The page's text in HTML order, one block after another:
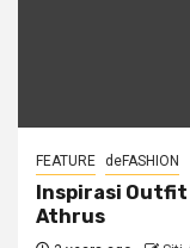
FEATURE deFASHION
Inspirasi
Athrus